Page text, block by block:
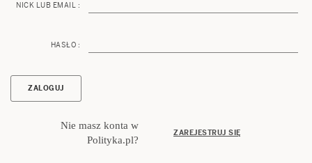
NICK LUB EMAIL :
HASŁO :
Nie masz konta w
Polityka.pl?
ZAREJESTRUJ SIĘ